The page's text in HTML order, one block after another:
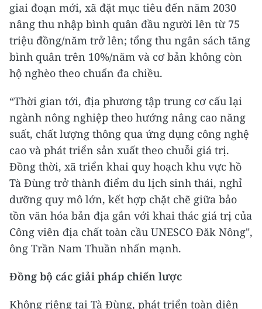
giai đoạn mới, xã đặt mục tiêu đến năm 2030
nâng thu nhập bình quân đầu người lên từ 75
triệu đồng/năm trở lên; tổng thu ngân sách tăng
bình quân trên 10%/năm và cơ bản không còn
hộ nghèo theo chuẩn đa chiều.
“Thời gian tới, địa phương tập trung cơ cấu lại
ngành nông nghiệp theo hướng nâng cao năng
suất, chất lượng thông qua ứng dụng công nghệ
cao và phát triển sản xuất theo chuỗi giá trị.
Đồng thời, xã triển khai quy hoạch khu vực hồ
Tà Đùng trở thành điểm du lịch sinh thái, nghỉ
dưỡng quy mô lớn, kết hợp chặt chẽ giữa bảo
tồn văn hóa bản địa gắn với khai thác giá trị của
Công viên địa chất toàn cầu UNESCO Đăk Nông",
ông Trần Nam Thuần nhấn mạnh.
Đồng bộ các giải pháp chiến lược
Không riêng tại Tà Đùng, phát triển toàn diện